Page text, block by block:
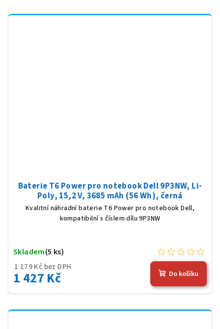
Baterie T6 Power pro notebook Dell 9P3NW, Li-
Poly, 15,2 V, 3685 mAh (56 Wh), černá
Kvalitní náhradní baterie T6 Power pro notebook Dell,
kompatibilní s číslem dílu 9P3NW
1 179 Kč bez DPH
1 427 Kč
Skladem(5 ks)
Do košíku